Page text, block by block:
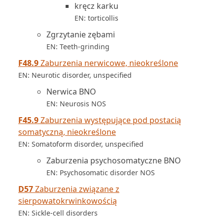
kręcz karku
EN: torticollis
Zgrzytanie zębami
EN: Teeth-grinding
F48.9Zaburzenia nerwicowe, nieokreślone
EN: Neurotic disorder, unspecified
Nerwica BNO
EN: Neurosis NOS
F45.9Zaburzenia występujące pod postacią
somatyczną, nieokreślone
EN: Somatoform disorder, unspecified
Zaburzenia psychosomatyczne BNO
EN: Psychosomatic disorder NOS
D57Zaburzenia związane z
sierpowatokrwinkowością
EN: Sickle-cell disorders